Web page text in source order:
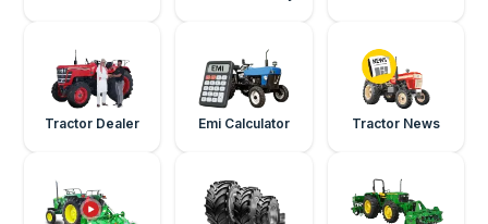
Tractor Dealer Emi Calculator Tractor News